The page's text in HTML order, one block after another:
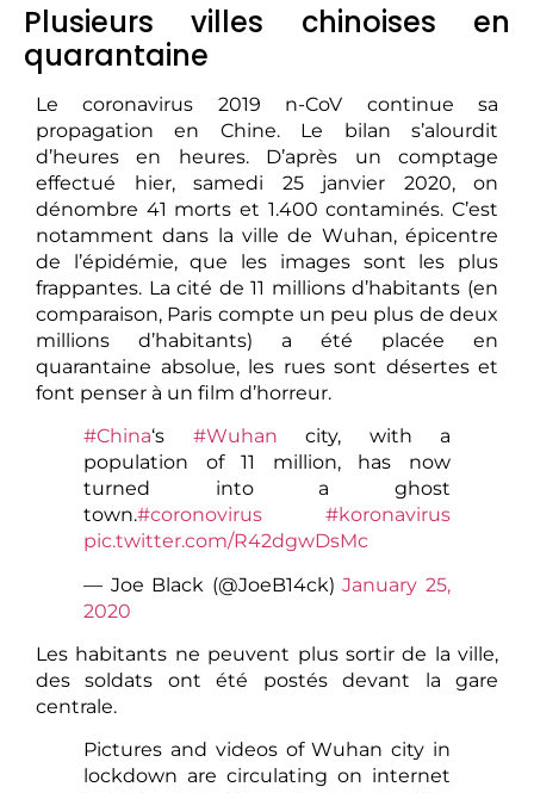
Plusieurs villes chinoises en
quarantaine
Le coronavirus 2019 n-CoV continue sa
propagation en Chine. Le bilan s’alourdit
d’heures en heures. D’après un comptage
effectué hier, samedi 25 janvier 2020, on
dénombre 41 morts et 1.400 contaminés. C’est
notamment dans la ville de Wuhan, épicentre
de l’épidémie, que les images sont les plus
frappantes. La cité de 11 millions d’habitants (en
comparaison, Paris compte un peu plus de deux
millions d’habitants) a été placée en
quarantaine absolue, les rues sont désertes et
font penser à un film d’horreur.
#China‘s #Wuhan city, with a
population of 11 million, has now
turned into a ghost
town.#coronovirus
#koronavirus
pic.twitter.com/R42dgwDsMc
— Joe Black (@JoeB14ck)January 25,
2020
Les habitants ne peuvent plus sortir de la ville,
des soldats ont été postés devant la gare
centrale.
Pictures and videos of Wuhan city in
lockdown are circulating on internet